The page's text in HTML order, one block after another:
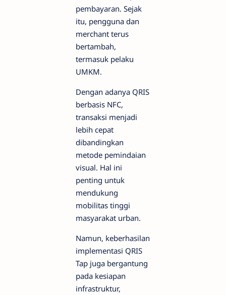
pembayaran. Sejak
itu, pengguna dan
merchant terus
bertambah,
termasuk pelaku
UMKM.
Dengan adanya QRIS
berbasis NFC,
transaksi menjadi
lebih cepat
dibandingkan
metode pemindaian
visual. Hal ini
penting untuk
mendukung
mobilitas tinggi
masyarakat urban.
Namun, keberhasilan
implementasi QRIS
Tap juga bergantung
pada kesiapan
infrastruktur,